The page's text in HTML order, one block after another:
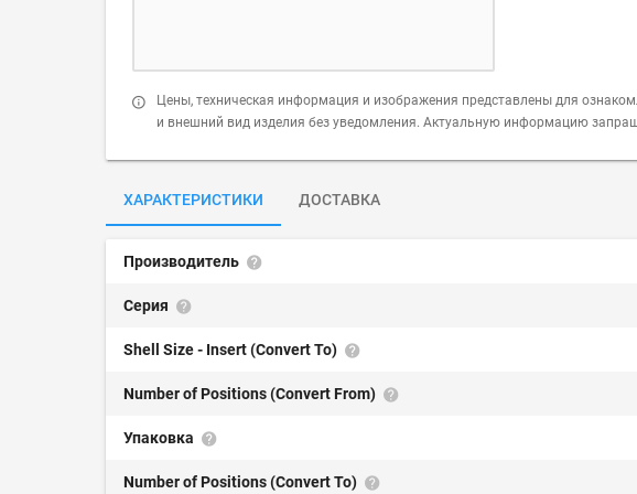
Цены, техническая информация и изображения представлены для
и внешний вид изделия без уведомления. Актуальную информацию
ХАРАКТЕРИСТИКИ ДОСТАВКА
Производитель
Серия
Shell Size - Insert (Convert To)
Number of Positions (Convert From)
Упаковка
Number of Positions (Convert To)